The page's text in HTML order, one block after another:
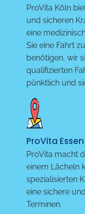
ProVita Köln
und sicheren
eine
Sie eine Fahrt
benötigen, wir
qualifizierten
pünktlich und
ProVita Essen
ProVita macht
einem Lächeln
spezialisierten
eine sichere
Terminen.